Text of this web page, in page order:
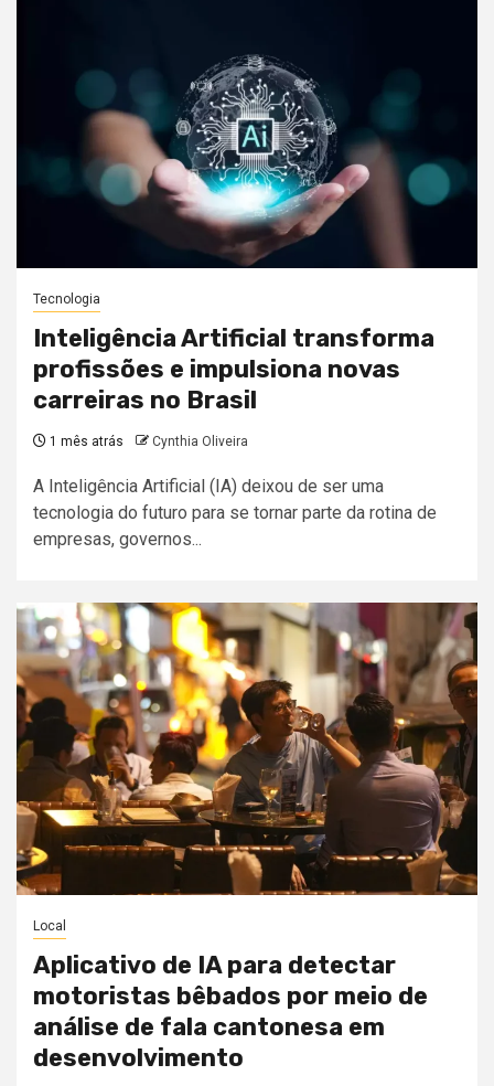
Tecnologia
Inteligência Artificial transforma
profissões e impulsiona novas
carreiras no Brasil
1 mês atrás Cynthia Oliveira
A Inteligência Artificial (IA) deixou de ser uma
tecnologia do futuro para se tornar parte da rotina de
empresas, governos...
Local
Aplicativo de IA para detectar
motoristas bêbados por meio de
análise de fala cantonesa em
desenvolvimento